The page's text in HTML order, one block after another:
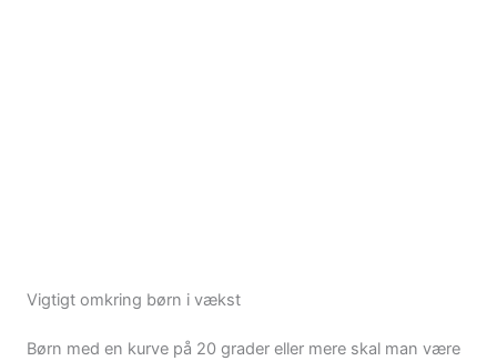
Vigtigt omkring børn i vækst
Børn med en kurve på 20 grader eller mere skal man være